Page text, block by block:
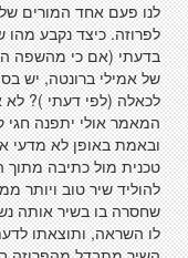
לנו פעם אחד המורים
לפרוזה. כיצד נקבע
בדעתי (אם כי מהשפה
של אמילי ברונטה, יש
לכאלה (לפי דעתי )? לא
המאמר אולי יתפנה חגי
ובאמת באופן לא מדעי
טכנית מול כתיבה
להוליד שיר טוב ויותר
שחסרה בו בשיר אותה
לו השראה, ותוצאתו